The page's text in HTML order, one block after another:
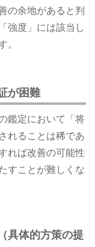
の余地があると判
強度」には該当し
。
が困難
鑑定において「将
れることは稀であ
れば改善の可能性
すことが難しくな
体的方策の提